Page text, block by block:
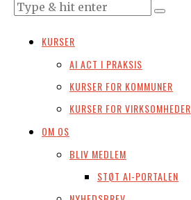
KURSER
AI ACT I PRAKSIS
KURSER FOR KOMMUNER
KURSER FOR VIRKSOMHEDER
OM OS
BLIV MEDLEM
STØT AI-PORTALEN